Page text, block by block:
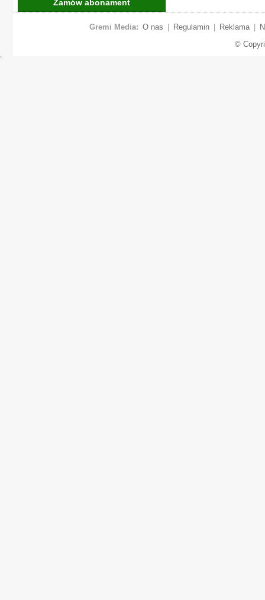
Zamów abonament
Gremi Media: O nas Regulamin Reklama
©